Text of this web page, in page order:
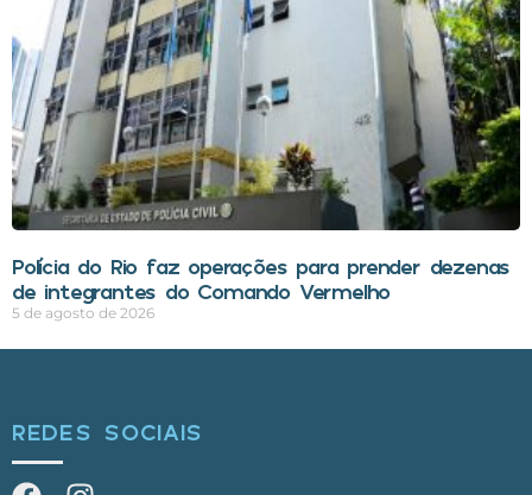
Polícia do Rio faz operações para prender dezenas
de integrantes do Comando Vermelho
5 de agosto de 2026
REDES SOCIAIS